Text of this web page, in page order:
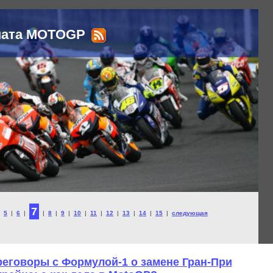
MOTOGP
5 | 6 | 7 | 8 | 9 | 10 | 11 | 12 | 13 | 14 | 15 | следующая
с Формулой-1 о замене Гран-При